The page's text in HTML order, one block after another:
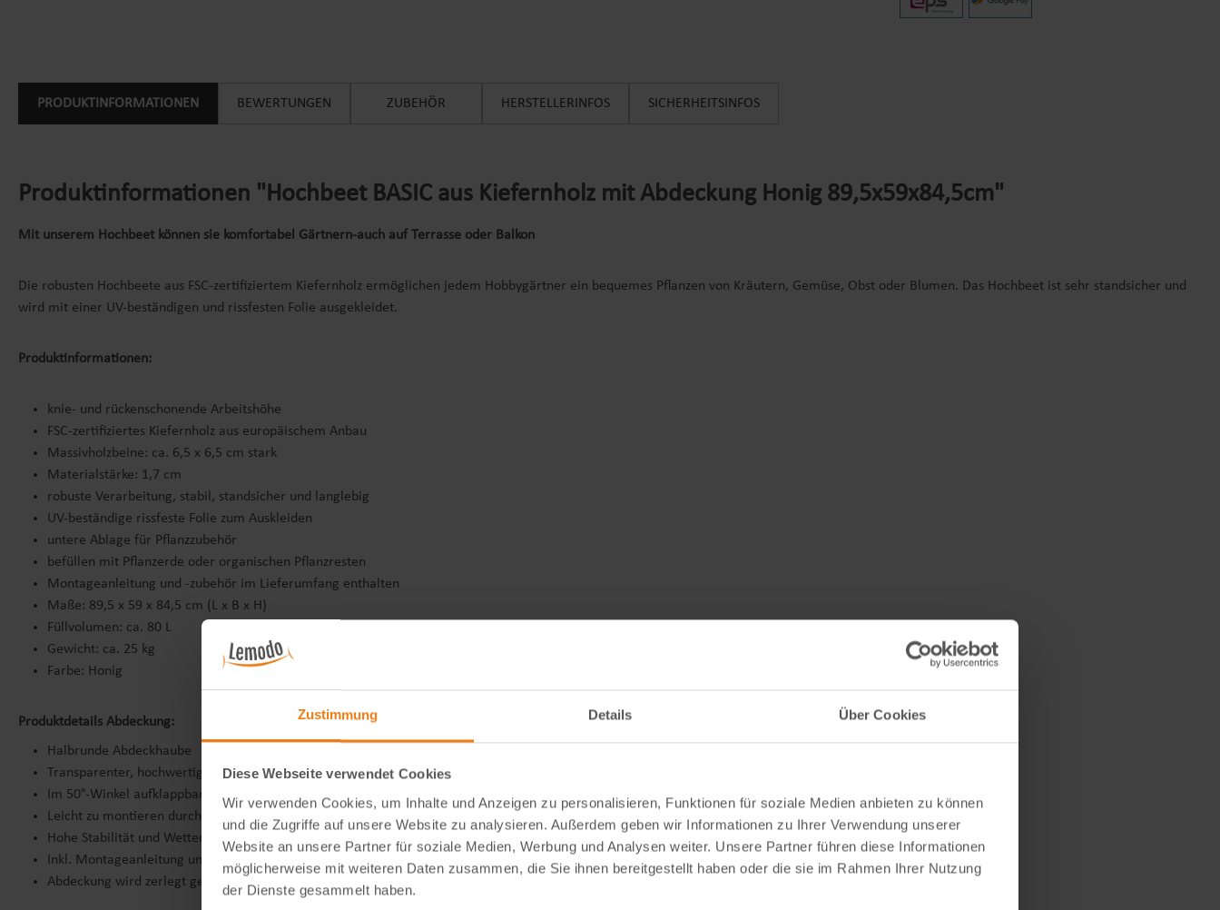
Zustimmung Details Über Cookies
Diese Webseite verwendet Cookies
Wir verwenden Cookies, um Inhalte und Anzeigen zu personalisieren, Funktionen für soziale Medien anbieten zu können
und die Zugriffe auf unsere Website zu analysieren. Außerdem geben wir Informationen zu Ihrer Verwendung unserer
Website an unsere Partner für soziale Medien, Werbung und Analysen weiter. Unsere Partner führen diese Informationen
möglicherweise mit weiteren Daten zusammen, die Sie ihnen bereitgestellt haben oder die sie im Rahmen Ihrer Nutzung
der Dienste gesammelt haben.
PRODUKTINFORMATIONEN BEWERTUNGEN ZUBEHÖR HERSTELLERINFOS SICHERHEITSINFOS
Produktinformationen "Hochbeet BASIC aus Kiefernholz mit Abdeckung Honig 89,5x59x84,5cm"
Mit unserem Hochbeet können sie komfortabel Gärtnern-auch auf Terrasse oder Balkon
Die robusten Hochbeete aus FSC-zertifiziertem Kiefernholz ermöglichen jedem Hobbygärtner ein bequemes Pflanzen von Kräutern, Gemüse, Obst oder Blumen. Das Hochbeet ist sehr standsicher und
wird mit einer UV-beständigen und rissfesten Folie ausgekleidet.
Produktinformationen:
knie- und rückenschonende Arbeitshöhe
FSC-zertifiziertes Kiefernholz aus europäischem Anbau
Massivholzbeine: ca. 6,5 x 6,5 cm stark
Materialstärke: 1,7 cm
robuste Verarbeitung, stabil, standsicher und langlebig
UV-beständige rissfeste Folie zum Auskleiden
untere Ablage für Pflanzzubehör
befüllen mit Pflanzerde oder organischen Pflanzresten
Montageanleitung und -zubehör im Lieferumfang enthalten
Maße: 89,5 x 59 x 84,5 cm (L x B x H)
Füllvolumen: ca. 80 L
Gewicht: ca. 25 kg
Farbe: Honig
Produktdetails Abdeckung:
Halbrunde Abdeckhaube
Transparenter, hochwertiger Kunststoff für gute Lichtdurchlässigkeit
Im 50°-Winkel aufklappbar zur ausreichenden Belüftung
Leicht zu montieren durch Fixierung mit Holzschrauben an das Hochbeet
Hohe Stabilität und Wetterbeständigkeit
Inkl. Montageanleitung und Zubehör
Abdeckung wird zerlegt geliefert